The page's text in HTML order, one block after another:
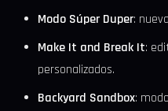
Modo Súper Duper:
Make It and Break It:
personalizados.
Backyard Sandbox: